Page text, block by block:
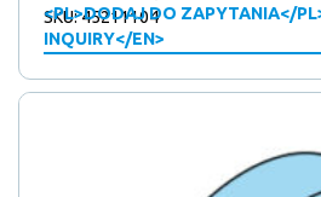
<PL>DODAJ DO ZAPYTANIA</
INQUIRY</EN>
SKU: 45211104